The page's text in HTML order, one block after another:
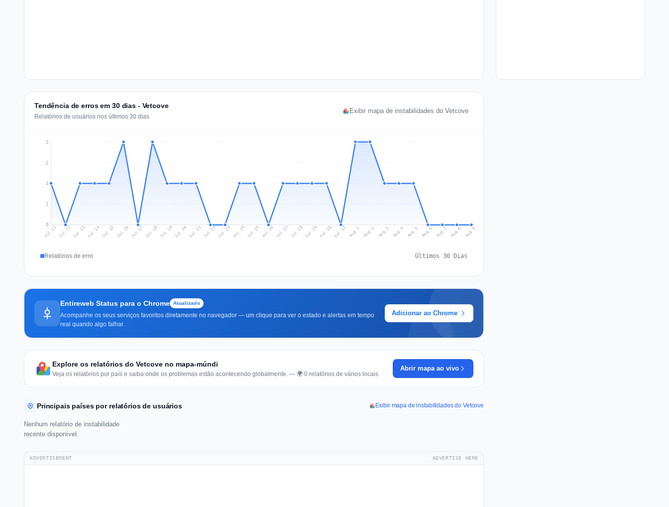
Tendência de erros em 30 dias - Vetcove
Relatórios de usuários nos últimos 30 dias
Exibir mapa de instabilidades do Vetcove
0
1
1
2
2
Jul 11Jul 12Jul 13 Jul 14Jul 15 Jul 16 Jul 17 Jul 18 Jul 19 Jul 20 Jul 21Jul 22Jul 23 Jul 24 Jul 25 Jul 26 Jul 27 Jul 28Jul 29 Jul 30 Jul 31 Aug 1 Aug 2 Aug 3 Aug 4 Aug 5 Aug 6 Aug 7 Aug 8 Aug 9
Relatórios de erro Últimos 30 Dias
Entireweb Status para o Chrome Atualizado
Acompanhe os seus serviços favoritos diretamente no navegador — um clique para ver o estado e alertas em tempo
real quando algo falhar.
Adicionar ao Chrome
Explore os relatórios do Vetcove no mapa-múndi
Veja os relatórios por país e saiba onde os problemas estão acontecendo globalmente. — 🌍 0 relatórios de vários locais
Abrir mapa ao vivo
Principais países por relatórios de usuários Exibir mapa de instabilidades do Vetcove
Nenhum relatório de instabilidade
recente disponível.
ADVERTISEMENT ADVERTISE HERE